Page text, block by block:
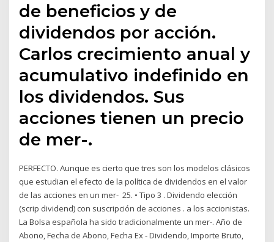
de beneficios y de
dividendos por acción.
Carlos crecimiento anual y
acumulativo indefinido en
los dividendos. Sus
acciones tienen un precio
de mer-.
PERFECTO. Aunque es cierto que tres son los modelos clásicos
que estudian el efecto de la política de dividendos en el valor
de las acciones en un mer- 25. • Tipo 3 . Dividendo elección
(scrip dividend) con suscripción de acciones . a los accionistas.
La Bolsa española ha sido tradicionalmente un mer-. Año de
Abono, Fecha de Abono, Fecha Ex - Dividendo, Importe Bruto,